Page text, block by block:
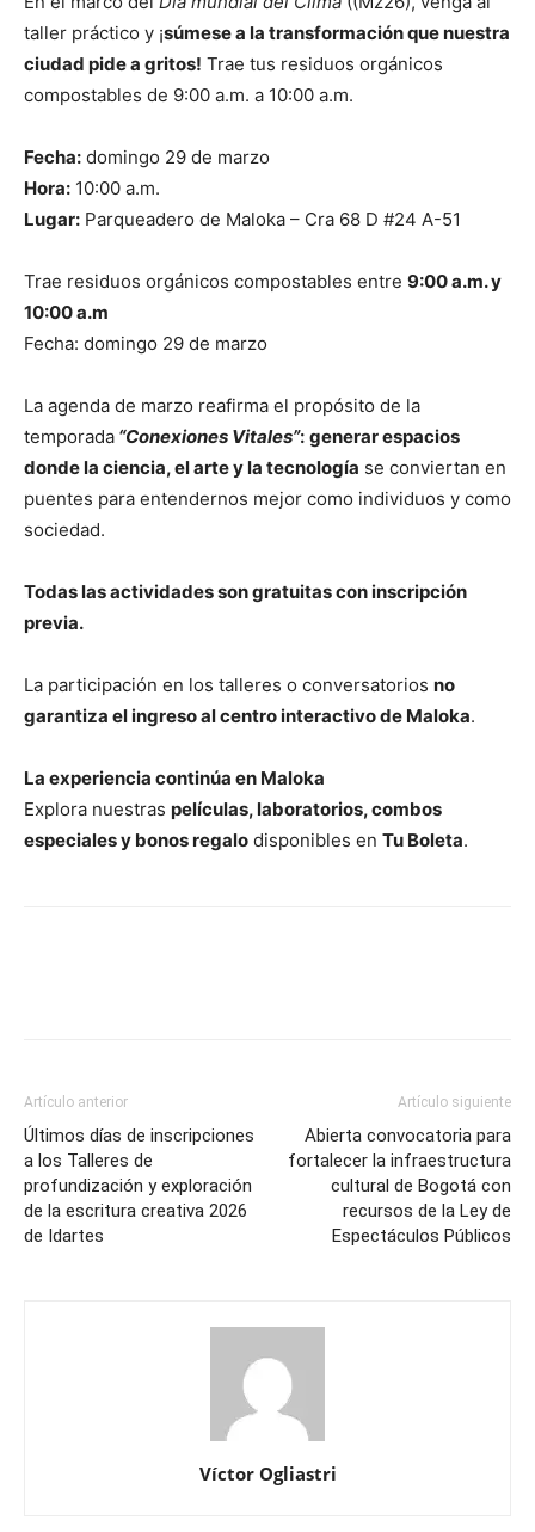
taller práctico y ¡súmese a la transformación que nuestra
ciudad pide a gritos! Trae tus residuos orgánicos
compostables de 9:00 a.m. a 10:00 a.m.
Fecha: domingo 29 de marzo
Hora: 10:00 a.m.
Lugar: Parqueadero de Maloka – Cra 68 D #24 A-51
Trae residuos orgánicos compostables entre 9:00 a.m. y
10:00 a.m
Fecha: domingo 29 de marzo
La agenda de marzo reafirma el propósito de la
temporada “Conexiones Vitales”: generar espacios
donde la ciencia, el arte y la tecnología se conviertan en
puentes para entendernos mejor como individuos y como
sociedad.
Todas las actividades son gratuitas con inscripción
previa.
La participación en los talleres o conversatorios no
garantiza el ingreso al centro interactivo de Maloka.
La experiencia continúa en Maloka
Explora nuestras películas, laboratorios, combos
especiales y bonos regalo disponibles en Tu Boleta.
Artículo anterior
Últimos días de inscripciones
a los Talleres de
profundización y exploración
de la escritura creativa 2026
de Idartes
Artículo siguiente
Abierta convocatoria para
fortalecer la infraestructura
cultural de Bogotá con
recursos de la Ley de
Espectáculos Públicos
Víctor Ogliastri